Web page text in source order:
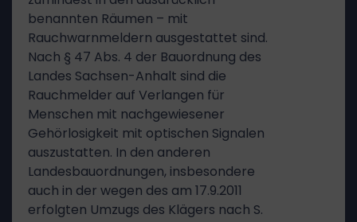
benannten Räumen – mit
Rauchwarnmeldern ausgestattet sind.
Nach § 47 Abs. 4 der Bauordnung des
Landes Sachsen-Anhalt sind die
Rauchmelder auf Verlangen für
Menschen mit nachgewiesener
Gehörlosigkeit mit optischen Signalen
auszustatten. In den anderen
Landesbauordnungen, insbesondere
auch in der wegen des am 17.9.2011
erfolgten Umzugs des Klägers nach S.